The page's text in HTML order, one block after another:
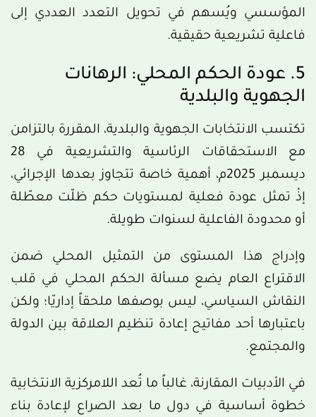
المؤسسي ويُسهم في تحويل التعدد العددي إلى
فاعلية تشريعية حقيقية.
5. عودة الحكم المحلي: الرهانات
الجهوية والبلدية
تكتسب الانتخابات الجهوية والبلدية، المقررة بالتزامن
مع الاستحقاقات الرئاسية والتشريعية في 28
ديسمبر 2025م، أهمية خاصة تتجاوز بعدها الإجرائي،
إذْ تمثل عودة فعلية لمستويات حكم ظلّت معطّلة
أو محدودة الفاعلية لسنوات طويلة.
وإدراج هذا المستوى من التمثيل المحلي ضمن
الاقتراع العام يضع مسألة الحكم المحلي في قلب
النقاش السياسي، ليس بوصفها ملحقاً إداريّا؛ ولكن
باعتبارها أحد مفاتيح إعادة تنظيم العلاقة بين الدولة
والمجتمع.
في الأدبيات المقارنة، غالباً ما تُعد اللامركزية الانتخابية
خطوة أساسية في دول ما بعد الصراع لإعادة بناء